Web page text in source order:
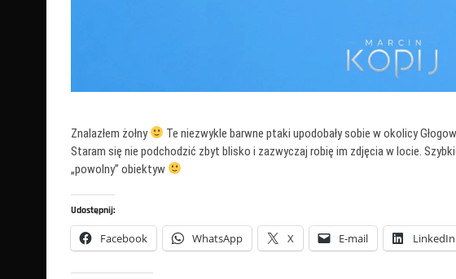
Znalazłem żołny
Te niezwykle barwne ptaki upodobały sobie w okolicy
Staram się nie podchodzić zbyt blisko i zazwyczaj robię im zdjęcia w locie.
„powolny” obiektyw
Udostępnij:
Facebook WhatsApp X E-mail LinkedIn